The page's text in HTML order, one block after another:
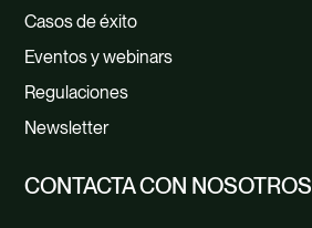
Casos de éxito
Eventos y webinars
Regulaciones
Newsletter
CONTACTA CON NOSOTROS